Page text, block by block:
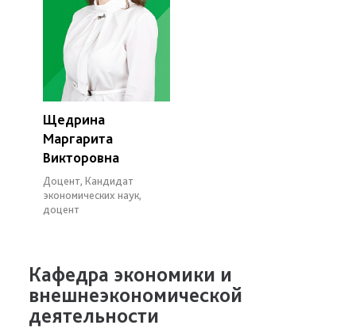
Щедрина
Маргарита
Викторовна
Доцент, Кандидат
экономических наук,
доцент
Кафедра экономики и
внешнеэкономической
деятельности